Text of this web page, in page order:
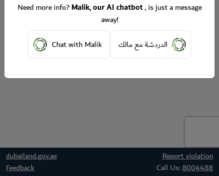
dubailand.gov.ae
Report violation
Feedback
Call Us:8004488
Need more info?Malik, our AI chatbot, is just a message
away!
Chat with Malik
الدردشة مع مالك